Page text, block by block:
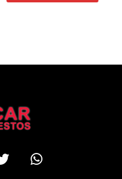
TwitterWhatsapp